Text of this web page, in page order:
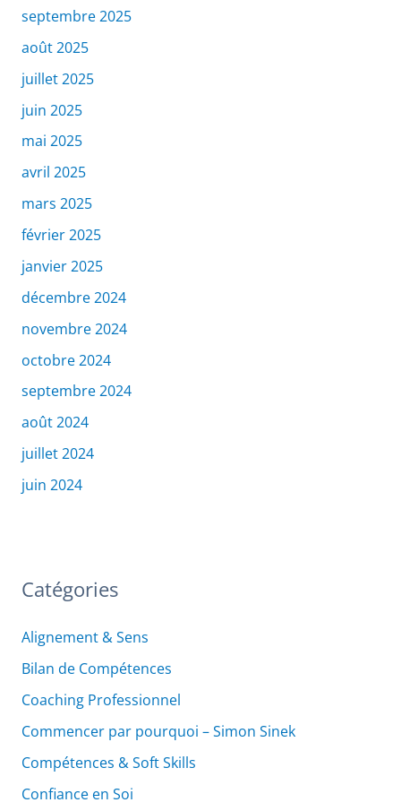
septembre 2025
août 2025
juillet 2025
juin 2025
mai 2025
avril 2025
mars 2025
février 2025
janvier 2025
décembre 2024
novembre 2024
octobre 2024
septembre 2024
août 2024
juillet 2024
juin 2024
Catégories
Alignement & Sens
Bilan de Compétences
Coaching Professionnel
Commencer par pourquoi – Simon Sinek
Compétences & Soft Skills
Confiance en Soi